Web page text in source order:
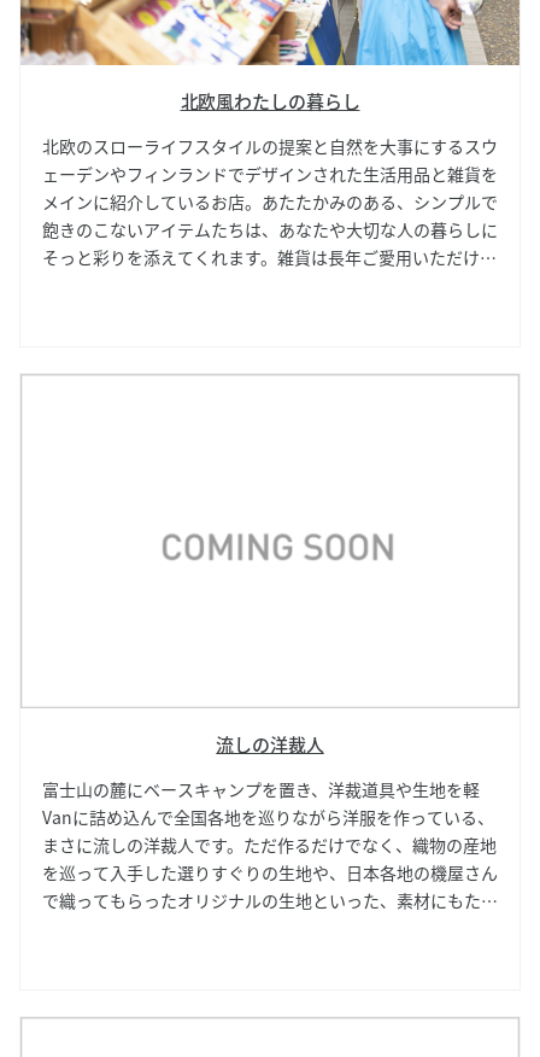
北欧風わたしの暮らし
北欧のスローライフスタイルの提案と自然を大事にするスウ
ェーデンやフィンランドでデザインされた生活用品と雑貨を
メインに紹介しているお店。あたたかみのある、シンプルで
飽きのこないアイテムたちは、あなたや大切な人の暮らしに
そっと彩りを添えてくれます。雑貨は長年ご愛用いただける
流しの洋裁人
富士山の麓にベースキャンプを置き、洋裁道具や生地を軽
Vanに詰め込んで全国各地を巡りながら洋服を作っている、
まさに流しの洋裁人です。ただ作るだけでなく、織物の産地
を巡って入手した選りすぐりの生地や、日本各地の機屋さん
で織ってもらったオリジナルの生地といった、素材にもたく